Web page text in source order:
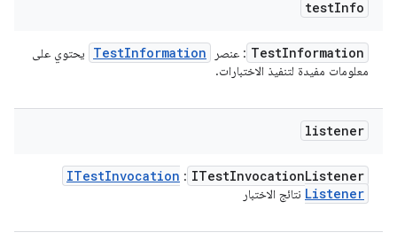
testInfo
TestInformation : عنصر TestInformation
يحتوي على
معلومات مفيدة لتنفيذ الاختبارات.
listener
ITestInvocationListener
:
ITestInvocation
Listener نتائج الاختبار